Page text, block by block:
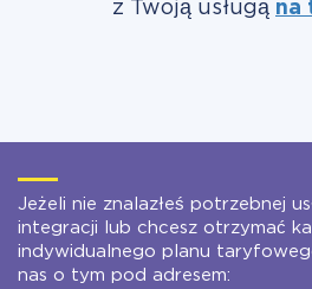
z Twoją usługą na
Jeżeli nie znalazłeś potrzebnej
integracji lub chcesz otrzymać
indywidualnego planu
nas o tym pod adresem: